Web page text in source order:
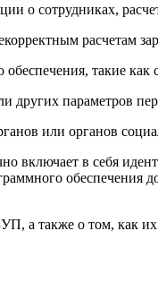
о сотрудниках,
расчетам
такие
других параметров
или органов
в себя
обеспечения
а также о том, как их